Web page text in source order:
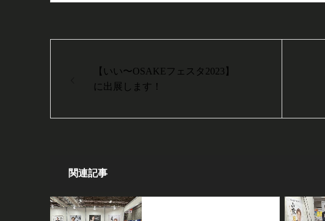
【いい〜OSAKEフェスタ2023】
に出展します！
関連記事